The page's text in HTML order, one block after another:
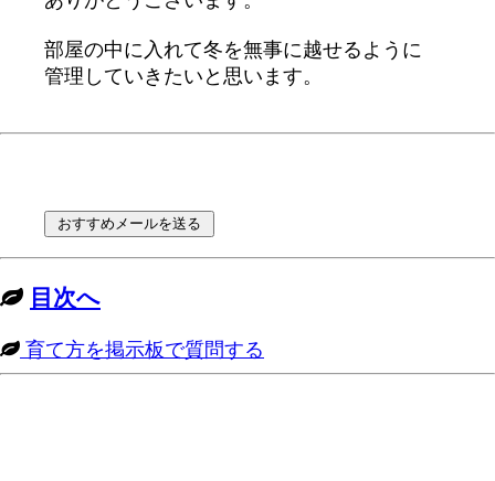
部屋の中に入れて冬を無事に越せるように
管理していきたいと思います。
目次へ
育て方を掲示板で質問する